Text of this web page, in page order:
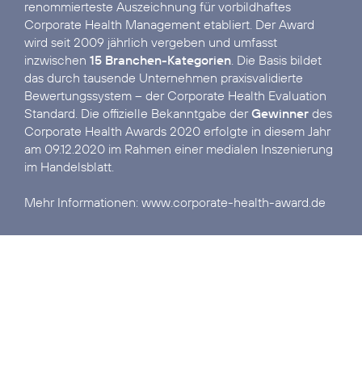
renommierteste Auszeichnung für vorbildhaftes
Corporate Health Management etabliert. Der Award
wird seit 2009 jährlich vergeben und umfasst
inzwischen 15 Branchen-Kategorien . Die Basis bildet
das durch tausende Unternehmen praxisvalidierte
Bewertungssystem – der Corporate Health Evaluation
Standard. Die offizielle Bekanntgabe derGewinner des
Corporate Health Awards 2020 erfolgte in diesem Jahr
am 09.12.2020 im Rahmen einer medialen Inszenierung
im Handelsblatt.
Mehr Informationen: www.corporate-health-award.de